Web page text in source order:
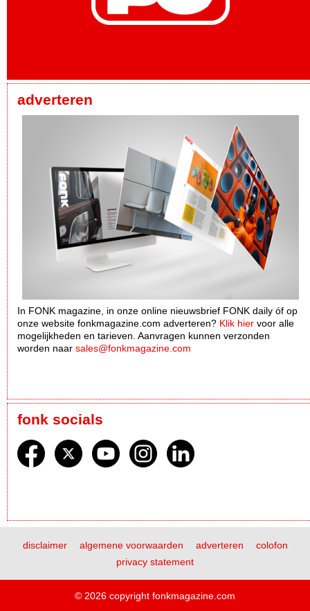
adverteren
In FONK magazine, in onze online nieuwsbrief FONK daily óf op
onze website fonkmagazine.com adverteren? Klik hier voor alle
mogelijkheden en tarieven. Aanvragen kunnen verzonden
worden naar sales@fonkmagazine.com
fonk socials
disclaimer algemene voorwaarden adverteren
colofon
privacy statement
© 2026 copyright fonkmagazine.com